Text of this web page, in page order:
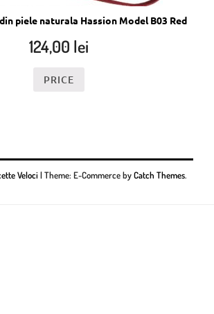
piele naturala Hassion Model B03 Red
124,00 lei
PRICE
Veloci |Theme: E-Commerce byCatch Themes.